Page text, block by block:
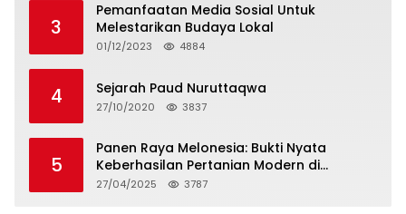
3
Pemanfaatan Media Sosial Untuk
Melestarikan Budaya Lokal
01/12/2023 4884
4 Sejarah Paud Nuruttaqwa
27/10/2020 3837
5
Panen Raya Melonesia: Bukti Nyata
Keberhasilan Pertanian Modern di
Kabupaten Bekasi
27/04/2025 3787